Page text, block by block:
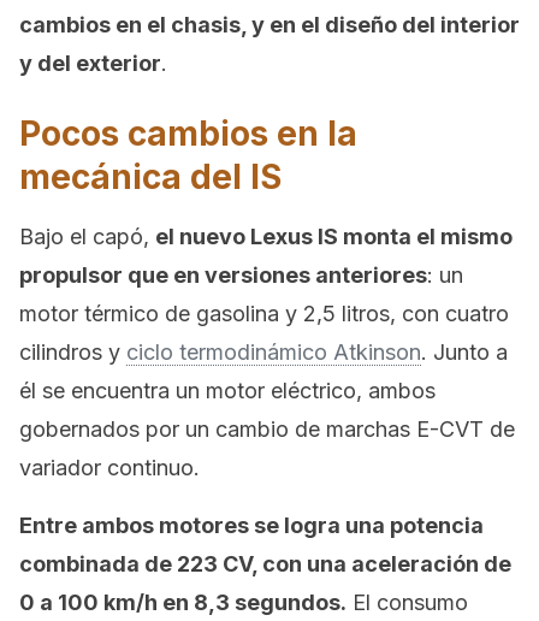
cambios en el chasis, y en el diseño del interior
y del exterior.
Pocos cambios en la
mecánica del IS
Bajo el capó, el nuevo Lexus IS monta el mismo
propulsor que en versiones anteriores: un
motor térmico de gasolina y 2,5 litros, con cuatro
cilindros y ciclo termodinámico Atkinson. Junto a
él se encuentra un motor eléctrico, ambos
gobernados por un cambio de marchas E-CVT de
variador continuo.
Entre ambos motores se logra una potencia
combinada de 223 CV, con una aceleración de
0 a 100 km/h en 8,3 segundos. El consumo